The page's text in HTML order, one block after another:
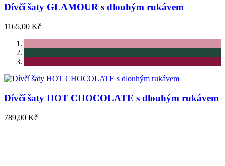
Dívčí šaty GLAMOUR s dlouhým rukávem
1165,00 Kč
Dívčí šaty HOT CHOCOLATE s dlouhým rukávem
789,00 Kč